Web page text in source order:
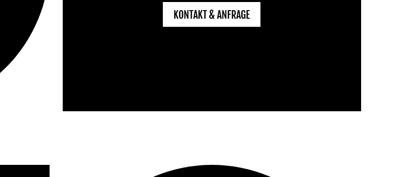
KONTAKT & ANFRAGE